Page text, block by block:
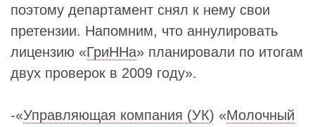
поэтому департамент снял к нему свои
претензии. Напомним, что аннулировать
лицензию «ГриННа» планировали по итогам
двух проверок в 2009 году».
-«Управляющая компания (УК) «Молочный